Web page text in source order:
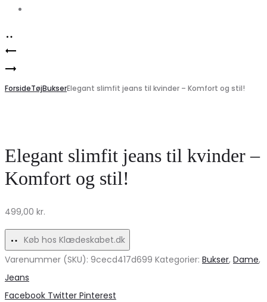
Product
navigation
sølv
skulder
–
tilbud!
Elegant
striktrøje
Chateau
–
Komfort
ForsideTøjBukserElegant slimfit jeans til kvinder – Komfort og stil!
Elegant slimfit jeans til kvinder –
Komfort og stil!
499,00 kr.
Køb hos Klædeskabet.dk
Varenummer (SKU): 9cecd417d699 Kategorier: Bukser, Dame,
Jeans
Share
Facebook Twitter Pinterest